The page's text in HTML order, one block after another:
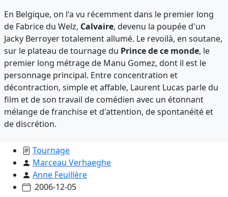
En Belgique, on l'a vu récemment dans le premier long
de Fabrice du Welz, Calvaire, devenu la poupée d'un
Jacky Berroyer totalement allumé. Le revoilà, en soutane,
sur le plateau de tournage du Prince de ce monde, le
premier long métrage de Manu Gomez, dont il est le
personnage principal. Entre concentration et
décontraction, simple et affable, Laurent Lucas parle du
film et de son travail de comédien avec un étonnant
mélange de franchise et d'attention, de spontanéité et
de discrétion.
Tournage
Marceau Verhaeghe
Anne Feuillère
2006-12-05